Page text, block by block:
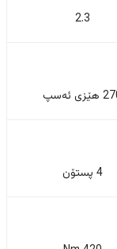
2.3
ئەسپ
4 پستۆن